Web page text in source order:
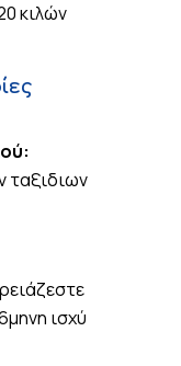
κιλών
ταξιδιων
ισχύ